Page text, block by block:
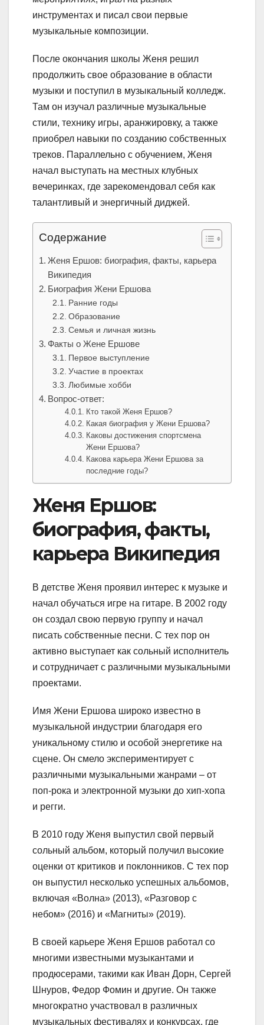
инструментах и писал свои первые
музыкальные композиции.
После окончания школы Женя решил
продолжить свое образование в области
музыки и поступил в музыкальный колледж.
Там он изучал различные музыкальные
стили, технику игры, аранжировку, а также
приобрел навыки по созданию собственных
треков. Параллельно с обучением, Женя
начал выступать на местных клубных
вечеринках, где зарекомендовал себя как
талантливый и энергичный диджей.
Содержание
Женя Ершов: биография, факты, карьера
Википедия
Биография Жени Ершова
Ранние годы
Образование
Семья и личная жизнь
Факты о Жене Ершове
Первое выступление
Участие в проектах
Любимые хобби
Вопрос-ответ:
Кто такой Женя Ершов?
Какая биография у Жени Ершова?
Каковы достижения спортсмена
Жени Ершова?
Какова карьера Жени Ершова за
последние годы?
Женя Ершов:
биография, факты,
карьера Википедия
В детстве Женя проявил интерес к музыке и
начал обучаться игре на гитаре. В 2002 году
он создал свою первую группу и начал
писать собственные песни. С тех пор он
активно выступает как сольный исполнитель
и сотрудничает с различными музыкальными
проектами.
Имя Жени Ершова широко известно в
музыкальной индустрии благодаря его
уникальному стилю и особой энергетике на
сцене. Он смело экспериментирует с
различными музыкальными жанрами – от
поп-рока и электронной музыки до хип-хопа
и регги.
В 2010 году Женя выпустил свой первый
сольный альбом, который получил высокие
оценки от критиков и поклонников. С тех пор
он выпустил несколько успешных альбомов,
включая «Волна» (2013), «Разговор с
небом» (2016) и «Магниты» (2019).
В своей карьере Женя Ершов работал со
многими известными музыкантами и
продюсерами, такими как Иван Дорн, Сергей
Шнуров, Федор Фомин и другие. Он также
многократно участвовал в различных
музыкальных фестивалях и конкурсах, где